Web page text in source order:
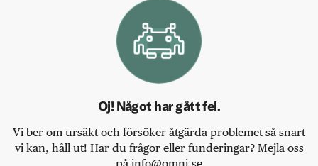
Oj! Något har gått fel.
Vi ber om ursäkt och försöker åtgärda problemet så snart
vi kan, håll ut! Har du frågor eller funderingar? Mejla oss